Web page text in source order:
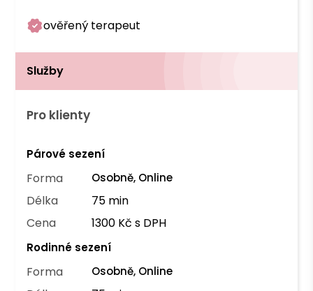
ověřený terapeut
Služby
Pro klienty
Párové sezení
Forma Osobně, Online
Délka
75 min
Cena
1300 Kč s DPH
Rodinné sezení
Forma Osobně, Online